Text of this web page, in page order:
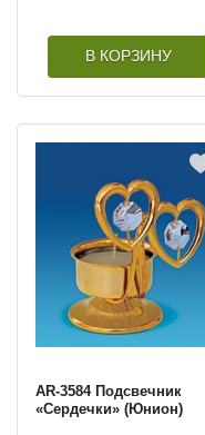
В КОРЗИНУ
AR-3584 Подсвечник
«Сердечки» (Юнион)